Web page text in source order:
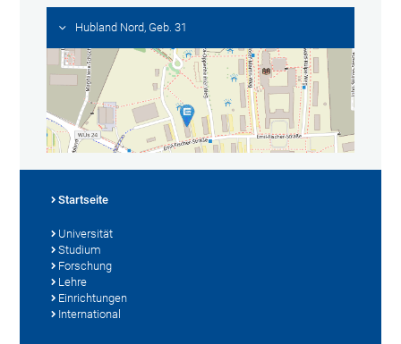
Hubland Nord, Geb. 31
Startseite
Universität
Studium
Forschung
Lehre
Einrichtungen
International